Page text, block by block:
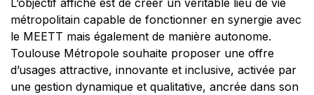
L’objectif affiché est de créer un véritable lieu de vie
métropolitain capable de fonctionner en synergie avec
le MEETT mais également de manière autonome.
Toulouse Métropole souhaite proposer une offre
d’usages attractive, innovante et inclusive, activée par
une gestion dynamique et qualitative, ancrée dans son